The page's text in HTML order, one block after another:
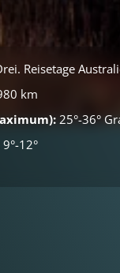
Reisetage
km
25°-36°
9°-12°